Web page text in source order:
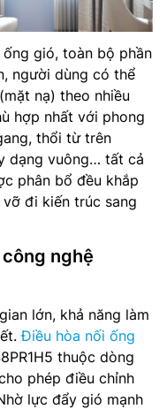
gió, toàn bộ phần
người dùng có thể
nạ) theo nhiều
hợp nhất với phong
thổi từ trên
dạng vuông… tất cả
phân bổ đều khắp
đi kiến trúc sang
nghệ
lớn, khả năng làm
Điều hòa nối ống
thuộc dòng
phép điều chỉnh
lực đẩy gió mạnh